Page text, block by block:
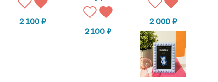
2 100 ₽
2 100 ₽
2 000 ₽